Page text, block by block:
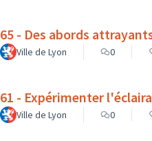
65 - Des abords
Ville de Lyon 0
61 - Expérimenter
Ville de Lyon 0